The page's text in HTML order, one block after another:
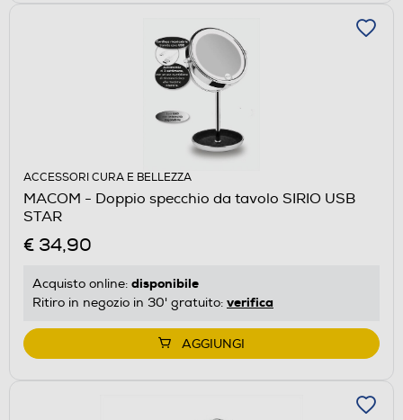
ACCESSORI CURA E BELLEZZA
MACOM - Doppio specchio da tavolo SIRIO USB
STAR
€ 34,90
Acquisto online: disponibile
Ritiro in negozio in 30' gratuito: verifica
AGGIUNGI